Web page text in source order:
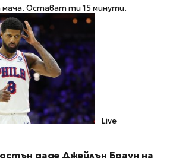
мача. Остават ти 15 минути.
Live
даде Джейлън Браун на